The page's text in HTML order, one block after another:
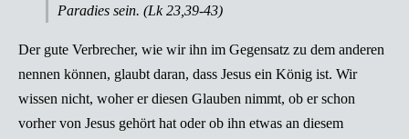
Paradies sein. (Lk 23,39-43)
Der gute Verbrecher, wie wir ihn im Gegensatz zu dem anderen
nennen können, glaubt daran, dass Jesus ein König ist. Wir
wissen nicht, woher er diesen Glauben nimmt, ob er schon
vorher von Jesus gehört hat oder ob ihn etwas an diesem